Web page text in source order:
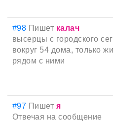
#98 Пишет калач
высерцы с городского
вокруг 54 дома, только
рядом с ними
#97 Пишет я
Отвечая на сообщение